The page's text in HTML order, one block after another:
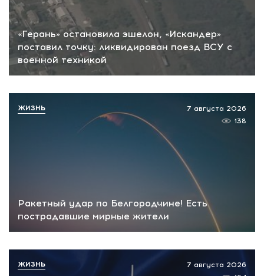
«Герань» остановила эшелон, «Искандер»
поставил точку: ликвидирован поезд ВСУ с
военной техникой
Ракетный удар по Белгородчине! Есть
пострадавшие мирные жители
7 августа 2026
138
ЖИЗНЬ
7 августа 2026
ЖИЗНЬ